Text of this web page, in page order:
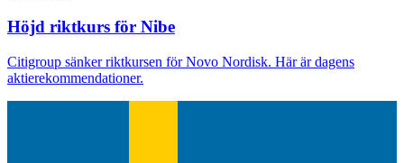
Höjd riktkurs för Nibe
Citigroup sänker riktkursen för Novo Nordisk. Här är dagens
aktierekommendationer.